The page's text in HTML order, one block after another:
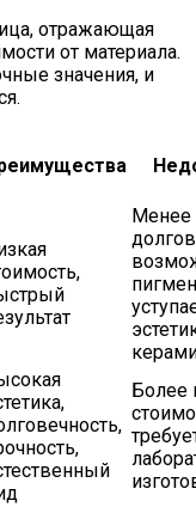
отражающая
от материала.
значения, и
Менее
Более